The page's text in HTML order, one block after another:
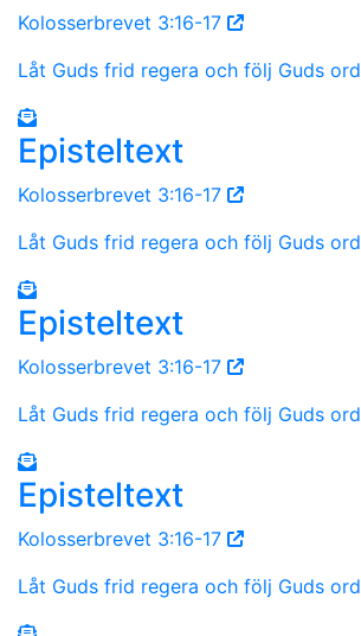
Kolosserbrevet 3:16-17
Låt Guds frid regera och följ Guds ord
Episteltext
Kolosserbrevet 3:16-17
Låt Guds frid regera och följ Guds ord
Episteltext
Kolosserbrevet 3:16-17
Låt Guds frid regera och följ Guds ord
Episteltext
Kolosserbrevet 3:16-17
Låt Guds frid regera och följ Guds ord